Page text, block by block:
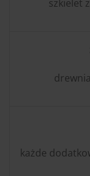
szkielet
każde